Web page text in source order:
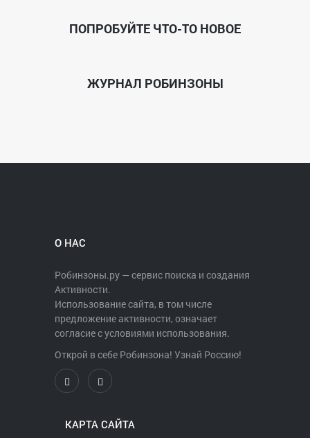
ПОПРОБУЙТЕ ЧТО-ТО НОВОЕ
ЖУРНАЛ РОБИНЗОНЫ
О НАС
Робинзоны.ру — сервис поиска и создания
Активности.
Использование сайта, в том числе
предложение активности, означает
согласие с условиями использования.
Открой в себе Робинзона! Узнай Россию!
КАРТА САЙТА